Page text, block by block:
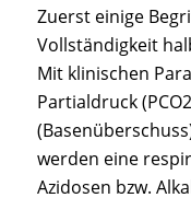
Zuerst einige
Vollständigkeit
Mit klinischen
Partialdruck
werden eine
Azidosen bzw.